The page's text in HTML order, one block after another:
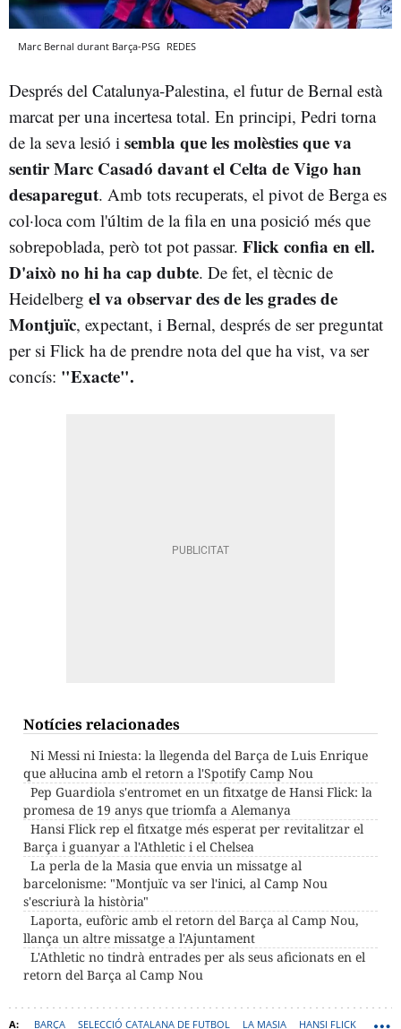
Marc Bernal durant Barça-PSG REDES
Després del Catalunya-Palestina, el futur de Bernal està
marcat per una incertesa total. En principi, Pedri torna
de la seva lesió i sembla que les molèsties que va
sentir Marc Casadó davant el Celta de Vigo han
desaparegut. Amb tots recuperats, el pivot de Berga es
col·loca com l'últim de la fila en una posició més que
sobrepoblada, però tot pot passar. Flick confia en ell.
D'això no hi ha cap dubte. De fet, el tècnic de
Heidelberg el va observar des de les grades de
Montjuïc, expectant, i Bernal, després de ser preguntat
per si Flick ha de prendre nota del que ha vist, va ser
concís: "Exacte".
Notícies relacionades
Ni Messi ni Iniesta: la llegenda del Barça de Luis Enrique
que al·lucina amb el retorn a l'Spotify Camp Nou
Pep Guardiola s'entromet en un fitxatge de Hansi Flick: la
promesa de 19 anys que triomfa a Alemanya
Hansi Flick rep el fitxatge més esperat per revitalitzar el
Barça i guanyar a l'Athletic i el Chelsea
La perla de la Masia que envia un missatge al
barcelonisme: "Montjuïc va ser l'inici, al Camp Nou
s'escriurà la història"
Laporta, eufòric amb el retorn del Barça al Camp Nou,
llança un altre missatge a l'Ajuntament
L'Athletic no tindrà entrades per als seus aficionats en el
retorn del Barça al Camp Nou
BARÇA SELECCIÓ CATALANA DE FUTBOL LA MASIA HANSI FLICK